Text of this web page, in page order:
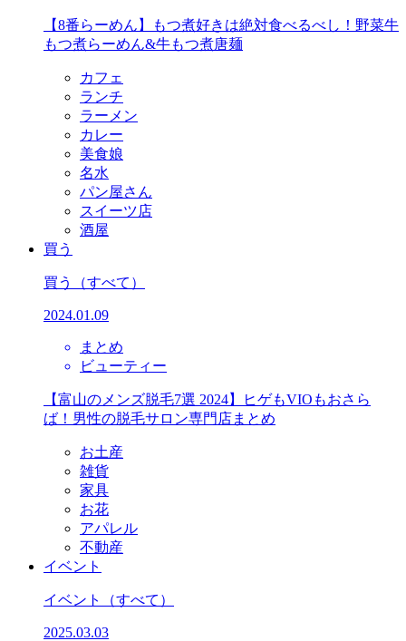
【8番らーめん】もつ煮好きは絶対食べるべし！野菜牛
もつ煮らーめん&牛もつ煮唐麺
カフェ
ランチ
ラーメン
カレー
美食娘
名水
パン屋さん
スイーツ店
酒屋
買う
買う （すべて）
2024.01.09
まとめ
ビューティー
【富山のメンズ脱毛7選 2024】ヒゲもVIOもおさら
ば！男性の脱毛サロン専門店まとめ
お土産
雑貨
家具
お花
アパレル
不動産
イベント
イベント （すべて）
2025.03.03